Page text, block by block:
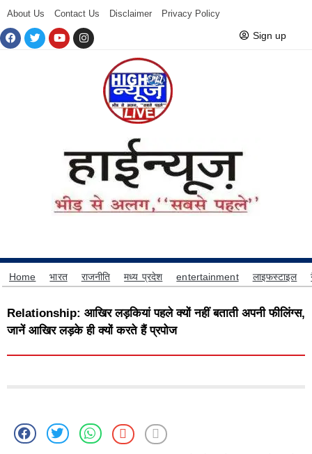
About Us Contact Us Disclaimer Privacy Policy
Sign up
Home भारत राजनीति मध्य प्रदेश entertainment लाइफस्टाइल
Relationship: आखिर लड़कियां पहले क्यों नहीं बताती अपनी फीलिंग्स,
जानें आखिर लड़के ही क्यों करते हैं प्रपोज